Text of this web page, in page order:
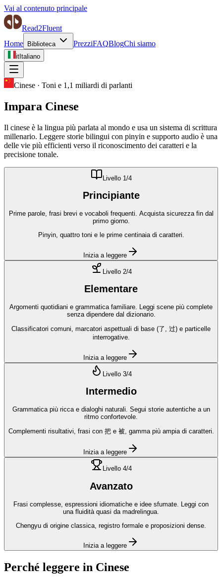
Vai al contenuto principale
Read2Fluent
Home
Biblioteca PrezziFAQBlogChi siamo
it Italiano
Cinese · Toni e 1,1 miliardi di parlanti
Impara Cinese
Il cinese è la lingua più parlata al mondo e usa un sistema di scrittura
millenario. Leggere storie bilingui con pinyin e supporto audio è una
delle vie più efficienti verso il riconoscimento dei caratteri e la
precisione tonale.
Livello 1 /4
Principiante
Prime parole, frasi brevi e vocaboli frequenti. Acquista sicurezza fin dal
primo giorno.
Pinyin, quattro toni e le prime centinaia di caratteri.
Inizia a leggere
Livello 2/4
Elementare
Argomenti quotidiani e grammatica familiare. Leggi scene più complete
senza dipendere dal dizionario.
Classificatori comuni, marcatori aspettuali di base (了, 过) e particelle
interrogative.
Inizia a leggere
Livello 3/4
Intermedio
Grammatica più ricca e dialoghi naturali. Segui storie autentiche a un
ritmo confortevole.
Complementi risultativi, frasi con 把 e 被, gamma più ampia di caratteri.
Inizia a leggere
Livello 4/4
Avanzato
Frasi complesse, espressioni idiomatiche e idee sfumate. Leggi con
una fluidità quasi da madrelingua.
Chengyu di origine classica, registro formale e proposizioni dense.
Inizia a leggere
Perché leggere in Cinese